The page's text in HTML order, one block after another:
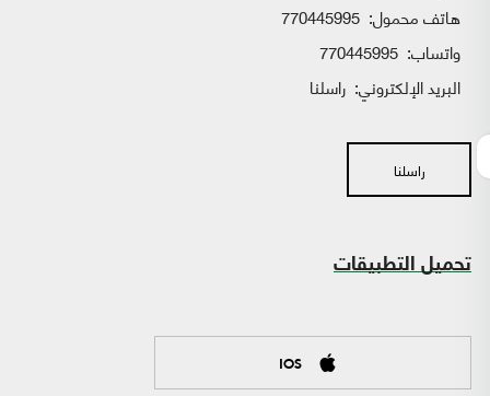
هاتف محمول: 770445995
واتساب:
البريد الإلكتروني: راسلنا
راسلنا
تحميل التطبيقات
IOS